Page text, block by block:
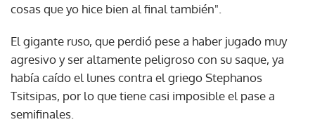
cosas que yo hice bien al final también".
El gigante ruso, que perdió pese a haber jugado muy
agresivo y ser altamente peligroso con su saque, ya
había caído el lunes contra el griego Stephanos
Tsitsipas, por lo que tiene casi imposible el pase a
semifinales.